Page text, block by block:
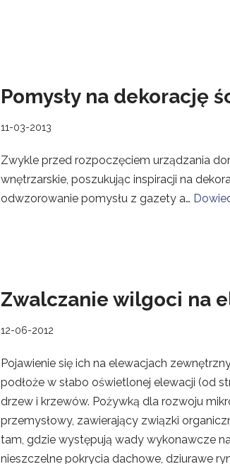
Pomysły na dekorację
11-03-2013
Zwykle przed rozpoczęciem urządzania
wnętrzarskie, poszukując inspiracji na
odwzorowanie pomysłu z gazety a…
Zwalczanie wilgoci na
12-06-2012
Pojawienie się ich na elewacjach
podłoże w słabo oświetlonej elewacji (od
drzew i krzewów. Pożywką dla rozwoju
przemysłowy, zawierający związki
tam, gdzie występują wady wykonawcze
nieszczelne pokrycia dachowe, dziurawe